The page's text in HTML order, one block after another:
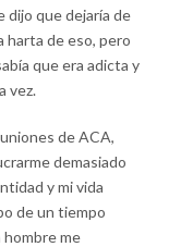
dijo que dejaría de
harta de eso, pero
que era adicta y
vez.
de ACA,
demasiado
y mi vida
de un tiempo
hombre me